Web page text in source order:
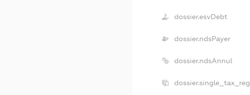
dossier.esvDebt
dossier.ndsPayer
dossier.ndsAnnul
dossier.single_tax_reg